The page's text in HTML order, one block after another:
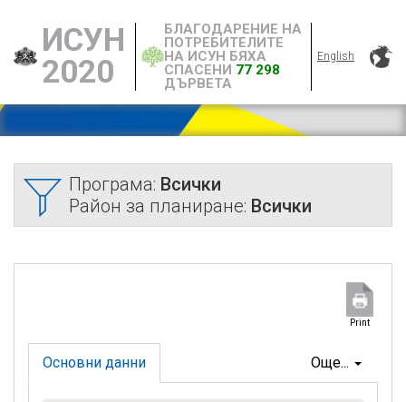
ИСУН
2020
БЛАГОДАРЕНИЕ НА
ПОТРЕБИТЕЛИТЕ
НА ИСУН БЯХА
СПАСЕНИ 77 298
ДЪРВЕТА
English
Програма: Всички
Район за планиране: Всички
Print
Още...
Основни данни